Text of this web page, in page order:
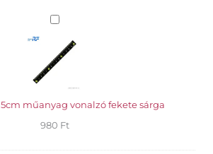
Raymay
műanyag
vonalzó
sárga
műanyag vonalzó fekete sárga
980 Ft